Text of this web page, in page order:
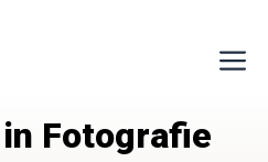
Fotografie